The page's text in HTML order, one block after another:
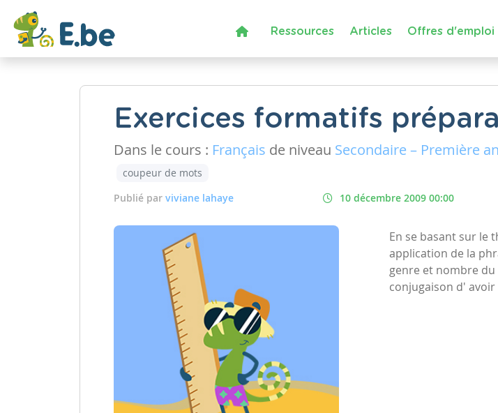
Ressources Articles Offres d'emploi
Exercices formatifs
Dans le cours : Français de niveau Secondaire – Première
coupeur de mots
Publié par viviane lahaye 10 décembre 2009 00:00
En se basant sur le
application de la
genre et nombre du
conjugaison d'